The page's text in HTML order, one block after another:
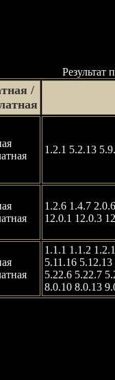
Результат
/
1.2.1 5.2.13
1.2.6 1.4.7
12.0.1 12.0.3
1.1.1 1.1.2
5.11.16
5.22.6 5.22.7
8.0.10 8.0.13